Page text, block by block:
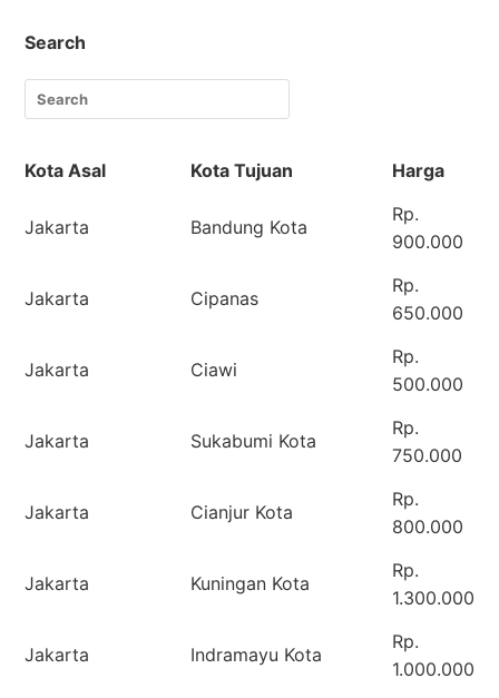
Search
Kota Asal Kota Tujuan Harga
Jakarta Bandung Kota
Rp.
900.000
Jakarta Cipanas
Rp.
650.000
Jakarta Ciawi
Rp.
500.000
Jakarta Sukabumi Kota
Rp.
750.000
Jakarta Cianjur Kota
Rp.
800.000
Jakarta Kuningan Kota
Rp.
1.300.000
Jakarta Indramayu Kota
Rp.
1.000.000